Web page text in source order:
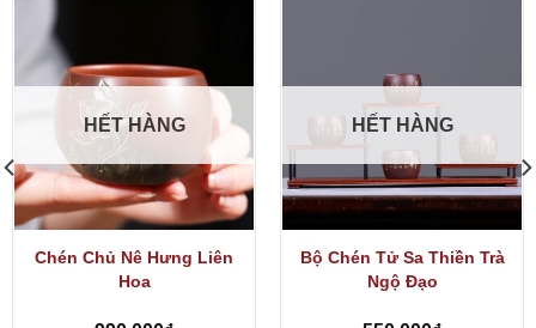
HẾT HÀNG
Chén Chủ Nê Hưng Liên
Hoa
HẾT HÀNG
Bộ Chén Tử Sa Thiền Trà
Ngộ Đạo